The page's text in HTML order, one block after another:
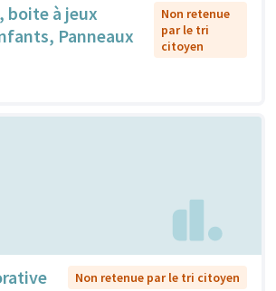
boite à jeux
Panneaux
Non retenue
par le tri
citoyen
Non retenue par le tri citoyen